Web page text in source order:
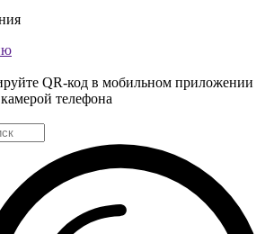
QR-код в мобильном приложении
телефона